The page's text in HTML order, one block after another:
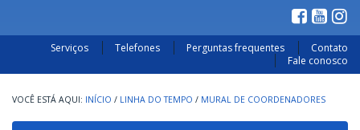
Serviços Telefones Perguntas frequentes
Contato
Fale conosco
INÍCIO / LINHA DO TEMPO / MURAL DE COORDENADORES